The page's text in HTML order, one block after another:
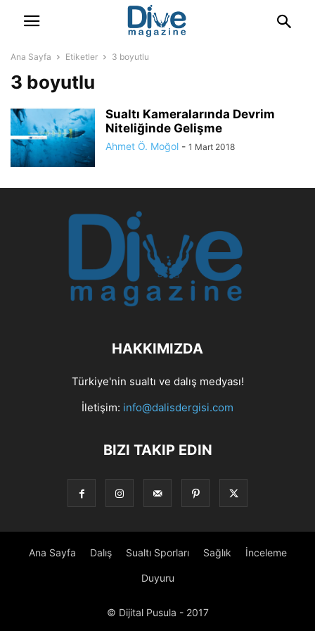
Ana Sayfa Etiketler 3 boyutlu
3 boyutlu
Sualtı Kameralarında Devrim
Niteliğinde Gelişme
Ahmet Ö. Moğol - 1 Mart 2018
HAKKIMIZDA
Türkiye'nin sualtı ve dalış medyası!
İletişim: info@dalisdergisi.com
BIZI TAKIP EDIN
Ana Sayfa Dalış Sualtı Sporları Sağlık İnceleme
Duyuru
© Dijital Pusula - 2017